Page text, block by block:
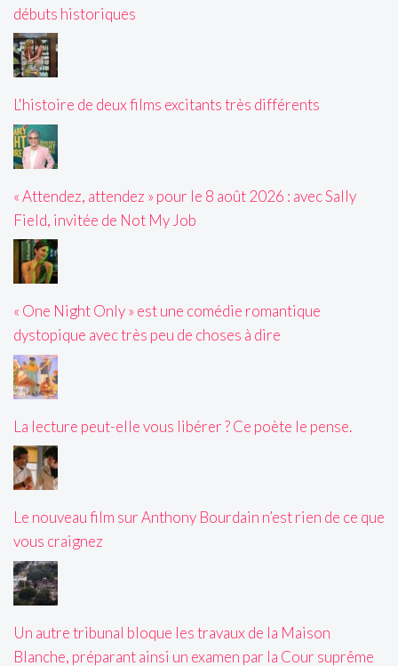
débuts historiques
L'histoire de deux films excitants très différents
« Attendez, attendez » pour le 8 août 2026 : avec Sally
Field, invitée de Not My Job
« One Night Only » est une comédie romantique
dystopique avec très peu de choses à dire
La lecture peut-elle vous libérer ? Ce poète le pense.
Le nouveau film sur Anthony Bourdain n’est rien de ce que
vous craignez
Un autre tribunal bloque les travaux de la Maison
Blanche, préparant ainsi un examen par la Cour suprême